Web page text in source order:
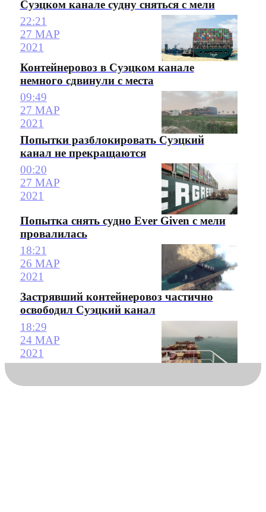
Суэцком канале судну сняться с мели
22:21
27 МАР
2021
Контейнеровоз в Суэцком канале
немного сдвинули с места
09:49
27 МАР
2021
Попытки разблокировать Суэцкий
канал не прекращаются
00:20
27 МАР
2021
Попытка снять судно Ever Given с мели
провалилась
18:21
26 МАР
2021
Застрявший контейнеровоз частично
освободил Суэцкий канал
18:29
24 МАР
2021